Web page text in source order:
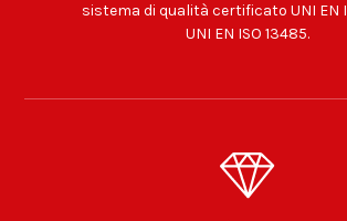
sistema di qualità certificato UNI EN
UNI EN ISO 13485.